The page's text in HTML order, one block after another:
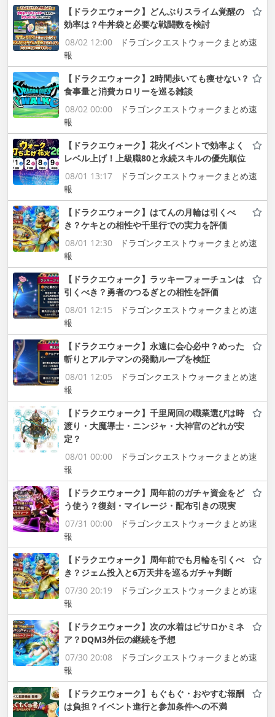
【ドラクエウォーク】どんぶりスライム覚醒の
効率は？牛丼袋と必要な戦闘数を検討
08/02 12:00
ドラゴンクエストウォークまとめ速
報
【ドラクエウォーク】2時間歩いても痩せない？
食事量と消費カロリーを巡る雑談
08/02 00:00
ドラゴンクエストウォークまとめ速
報
【ドラクエウォーク】花火イベントで効率よく
レベル上げ！上級職80と永続スキルの優先順位
08/01 13:17
ドラゴンクエストウォークまとめ速
報
【ドラクエウォーク】はてんの月輪は引くべ
き？ケキとの相性や千里行での実力を評価
08/01 12:30
ドラゴンクエストウォークまとめ速
報
【ドラクエウォーク】ラッキーフォーチュンは
引くべき？勇者のつるぎとの相性を評価
08/01 12:15
ドラゴンクエストウォークまとめ速
報
【ドラクエウォーク】永遠に会心必中？めった
斬りとアルテマンの発動ループを検証
08/01 12:05
ドラゴンクエストウォークまとめ速
報
【ドラクエウォーク】千里周回の職業選びは時
渡り・大魔導士・ニンジャ・大神官のどれが安
定？
08/01 00:00
ドラゴンクエストウォークまとめ速
報
【ドラクエウォーク】周年前のガチャ資金をど
う使う？復刻・マイレージ・配布引きの現実
07/31 00:00
ドラゴンクエストウォークまとめ速
報
【ドラクエウォーク】周年前でも月輪を引くべ
き？ジェム投入と6万天井を巡るガチャ判断
07/30 20:19
ドラゴンクエストウォークまとめ速
報
【ドラクエウォーク】次の水着はピサロかミネ
ア？DQM3外伝の継続を予想
07/30 20:08
ドラゴンクエストウォークまとめ速
報
【ドラクエウォーク】もぐもぐ・おやすむ報酬
は負担？イベント進行と参加条件への不満